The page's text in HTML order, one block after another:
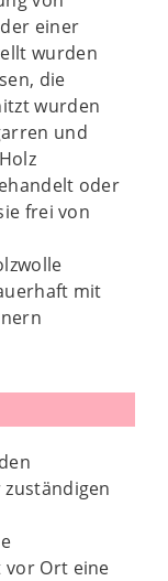
einer
wurden
die
wurden
und
oder
frei von
mit
Ort eine